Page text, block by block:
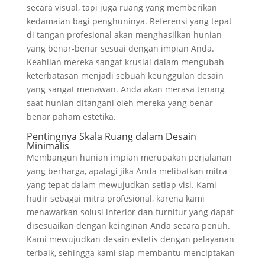
secara visual, tapi juga ruang yang memberikan
kedamaian bagi penghuninya. Referensi yang tepat
di tangan profesional akan menghasilkan hunian
yang benar-benar sesuai dengan impian Anda.
Keahlian mereka sangat krusial dalam mengubah
keterbatasan menjadi sebuah keunggulan desain
yang sangat menawan. Anda akan merasa tenang
saat hunian ditangani oleh mereka yang benar-
benar paham estetika.
Pentingnya Skala Ruang dalam Desain
Minimalis
Membangun hunian impian merupakan perjalanan
yang berharga, apalagi jika Anda melibatkan mitra
yang tepat dalam mewujudkan setiap visi. Kami
hadir sebagai mitra profesional, karena kami
menawarkan solusi interior dan furnitur yang dapat
disesuaikan dengan keinginan Anda secara penuh.
Kami mewujudkan desain estetis dengan pelayanan
terbaik, sehingga kami siap membantu menciptakan